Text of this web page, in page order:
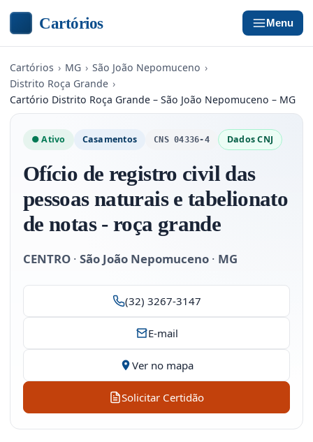
Cartórios Menu
Cartórios › MG › São João Nepomuceno ›
Distrito Roça Grande ›
Cartório Distrito Roça Grande – São João Nepomuceno – MG
● Ativo Casamentos CNS 04336-4 Dados CNJ
Ofício de registro civil das
pessoas naturais e tabelionato
de notas - roça grande
CENTRO · São João Nepomuceno · MG
(32) 3267-3147
E-mail
Ver no mapa
Solicitar Certidão